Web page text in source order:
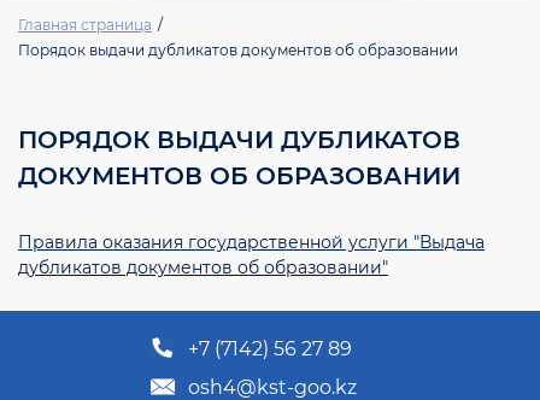
Главная страница
Порядок выдачи дубликатов документов об образовании
ПОРЯДОК ВЫДАЧИ ДУБЛИКАТОВ
ДОКУМЕНТОВ ОБ ОБРАЗОВАНИИ
Правила оказания государственной услуги "Выдача
дубликатов документов об образовании"
+7 (7142) 56 27 89
osh4@kst-goo.kz